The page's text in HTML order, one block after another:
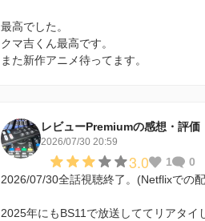
最高でした。
クマ吉くん最高です。
また新作アニメ待ってます。
レビューPremiumの感想・評価
2026/07/30 20:59
3.0 1
0
2026/07/30全話視聴終了。(Netflixでの
2025年にもBS11で放送しててリアタ